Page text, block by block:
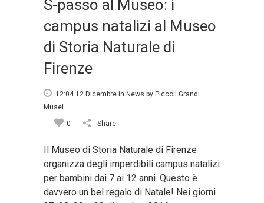
S-passo al Museo: i
campus natalizi al Museo
di Storia Naturale di
Firenze
12:04 12 Dicembre in News by Piccoli Grandi
Musei
0
Share
Il Museo di Storia Naturale di Firenze
organizza degli imperdibili campus natalizi
per bambini dai 7 ai 12 anni. Questo è
davvero un bel regalo di Natale! Nei giorni